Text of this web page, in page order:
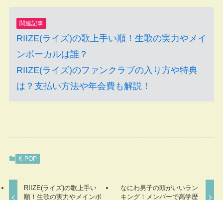
関連記事
RIIZE(ライズ)の歌上手い順！生歌の実力やメイ
ンボーカルは誰？
RIIZE(ライズ)のファンクラブの入り方や特典
は？支払い方法や年会費も解説！
K-POP
RIIZE(ライズ)の歌上手い
順！生歌の実力やメインボ
なにわ男子の頭がいいラン
キング！メンバーで高学歴